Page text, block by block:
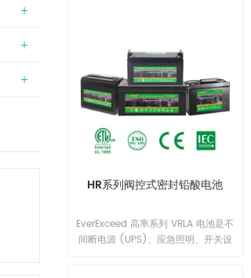
HR系列阀控式密封铅酸电池
EverExceed 高率系列 VRLA 电池是不
间断电源 (UPS)、应急照明、开关设